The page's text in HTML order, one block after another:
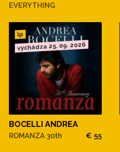
EVERYTHING
lp
vychádza 25. 09. 2026
BOCELLI ANDREA
ROMANZA 30th € 55